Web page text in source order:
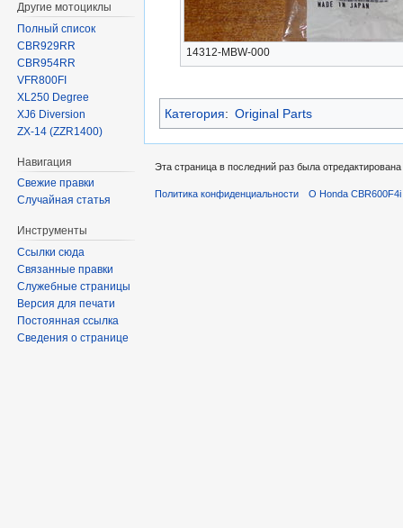
14312-MBW-000
Категория: Original Parts
Другие мотоциклы
Полный список
CBR929RR
CBR954RR
VFR800FI
XL250 Degree
XJ6 Diversion
ZX-14 (ZZR1400)
Навигация
Свежие правки
Случайная статья
Инструменты
Ссылки сюда
Связанные правки
Служебные страницы
Версия для печати
Постоянная ссылка
Сведения о странице
Эта страница в последний раз была
Политика конфиденциальности О Honda CBR600F4i